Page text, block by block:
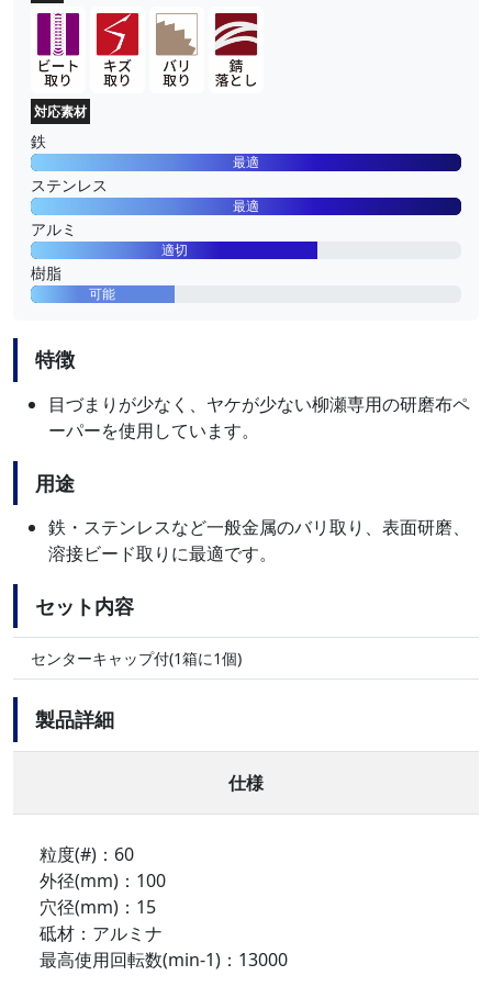
対応素材
鉄
最適
ステンレス
最適
アルミ
適切
樹脂
可能
特徴
目づまりが少なく、ヤケが少ない柳瀬専用の研磨布ペ
ーパーを使用しています。
用途
鉄・ステンレスなど一般金属のバリ取り、表面研磨、
溶接ビード取りに最適です。
セット内容
センターキャップ付(1箱に1個)
製品詳細
仕様
粒度(#)：60
外径(mm)：100
穴径(mm)：15
砥材：アルミナ
最高使用回転数(min-1)：13000